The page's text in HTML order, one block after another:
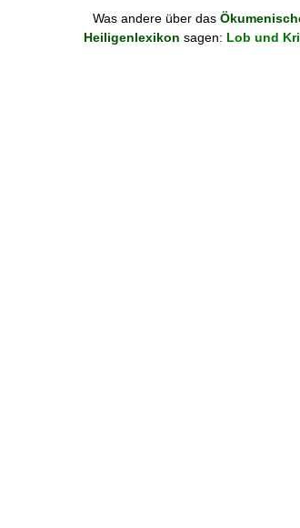
Was andere über das
Heiligenlexikon sagen: Lob und